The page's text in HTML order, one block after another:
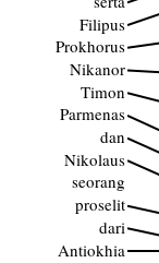
Filipus
Prokhorus
Nikanor
Timon
Parmenas
dan
Nikolaus
seorang
proselit
dari
Antiokhia